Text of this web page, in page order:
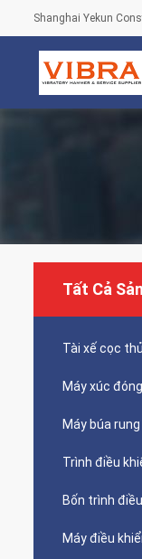
Shanghai Yekun
Tất Cả
Tài xế cọc
Máy xúc
Máy búa
Trình điều
Bốn trình
Máy điều